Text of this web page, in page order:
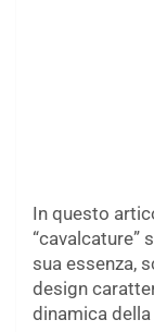
In questo
“cavalcature”
sua essenza,
design
dinamica della